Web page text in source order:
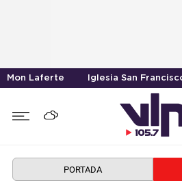
Mon Laferte Iglesia San
PORTADA